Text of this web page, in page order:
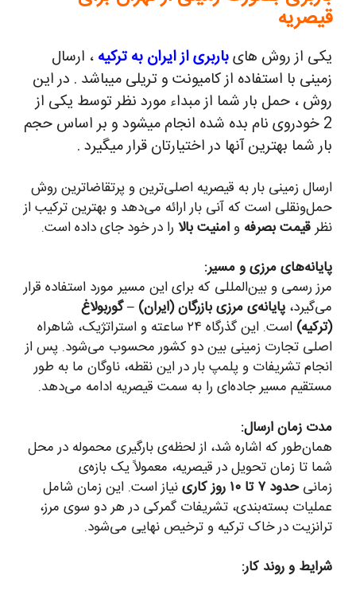
قیصریه
یکی از روش هایباربری از ایران به ترکیه ، ارسال
زمینی با استفاده از کامیونت و تریلی میباشد . در این
روش ، حمل بار شما از مبداء مورد نظر توسط یکی از
2 خودروی نام بده شده انجام میشود و بر اساس حجم
بار شما بهترین آنها در اختیارتان قرار میگیرد .
ارسال زمینی بار به قیصریه اصلی‌ترین و پرتقاضاترین روش
حمل‌ونقلی است که آنی بار ارائه می‌دهد و بهترین ترکیب از
نظرقیمت بصرفه وامنیت بالا را در خود جای داده است.
پایانه‌های مرزی و مسیر:
مرز رسمی و بین‌المللی که برای این مسیر مورد استفاده قرار
می‌گیرد، پایانه‌ی مرزی بازرگان (ایران) – گوربولاغ
(ترکیه)
است. این گذرگاه ۲۴ ساعته و استراتژیک، شاهراه
اصلی تجارت زمینی بین دو کشور محسوب می‌شود. پس از
انجام تشریفات و پلمپ بار در این نقطه، ناوگان ما به طور
مستقیم مسیر جاده‌ای را به سمت قیصریه ادامه می‌دهد.
مدت زمان ارسال:
همان‌طور که اشاره شد، از لحظه‌ی بارگیری محموله در محل
شما تا زمان تحویل در قیصریه، معمولاً یک بازه‌ی
زمانیحدود ۷ تا ۱۰ روز کاری
نیاز است. این زمان شامل
عملیات بسته‌بندی، تشریفات گمرکی در هر دو سوی مرز،
ترانزیت در خاک ترکیه و ترخیص نهایی می‌شود.
شرایط و روند کار: